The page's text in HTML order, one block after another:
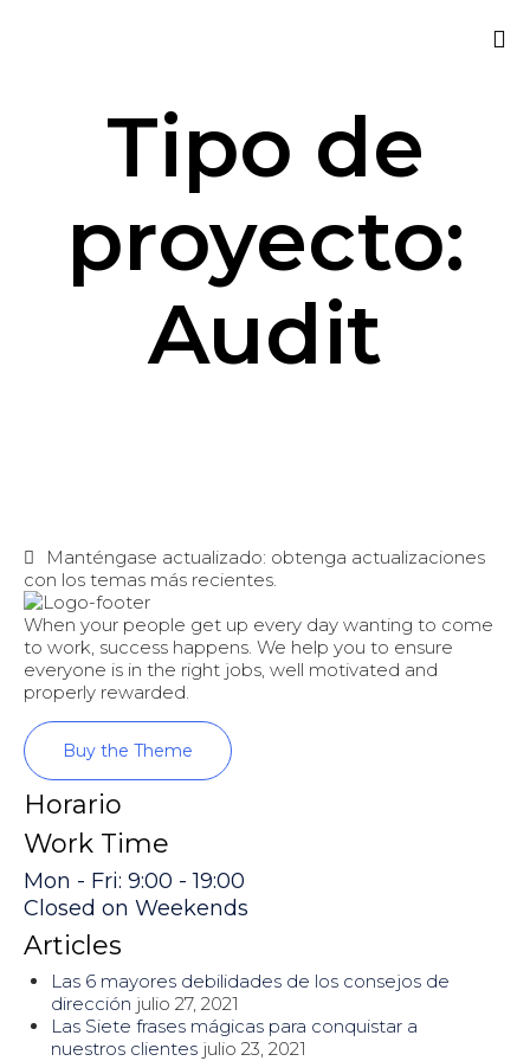
Tipo de
proyecto:
Audit
Manténgase actualizado: obtenga actualizaciones
con los temas más recientes.
When your people get up every day wanting to come
to work, success happens. We help you to ensure
everyone is in the right jobs, well motivated and
properly rewarded.
Buy the Theme
Horario
Work Time
Mon - Fri: 9:00 - 19:00
Closed on Weekends
Articles
Las 6 mayores debilidades de los consejos de
dirección julio 27, 2021
Las Siete frases mágicas para conquistar a
nuestros clientes julio 23, 2021